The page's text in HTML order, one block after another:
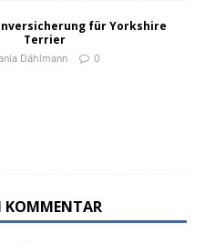
für Yorkshire
Terrier
Dählmann 0
KOMMENTAR